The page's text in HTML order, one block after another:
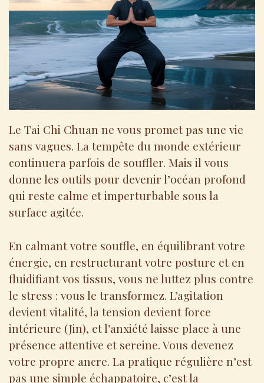
Le Tai Chi Chuan ne vous promet pas une vie
sans vagues. La tempête du monde extérieur
continuera parfois de souffler. Mais il vous
donne les outils pour devenir l’océan profond
qui reste calme et imperturbable sous la
surface agitée.
En calmant votre souffle, en équilibrant votre
énergie, en restructurant votre posture et en
fluidifiant vos tissus, vous ne luttez plus contre
le stress : vous le transformez. L’agitation
devient vitalité, la tension devient force
intérieure (Jin), et l’anxiété laisse place à une
présence attentive et sereine. Vous devenez
votre propre ancre. La pratique régulière n’est
pas une simple échappatoire, c’est la